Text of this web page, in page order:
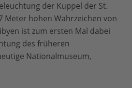
der Kuppel der St.
Meter hohen Wahrzeichen von
ist zum ersten Mal dabei
des früheren
Nationalmuseum,